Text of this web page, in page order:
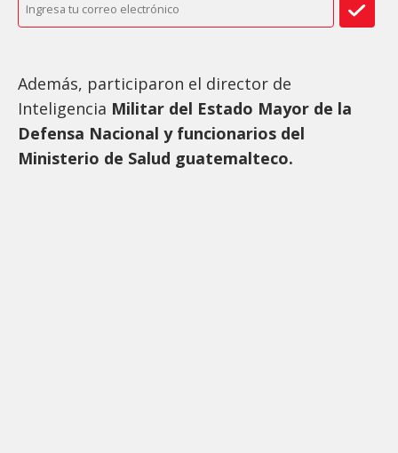
Además, participaron el director de
Inteligencia Militar del Estado Mayor de la
Defensa Nacional y funcionarios del
Ministerio de Salud guatemalteco.